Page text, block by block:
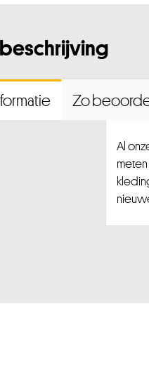
Zo
Al